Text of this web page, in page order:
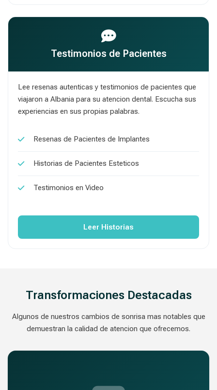
Testimonios de Pacientes
Lee resenas autenticas y testimonios de pacientes que
viajaron a Albania para su atencion dental. Escucha sus
experiencias en sus propias palabras.
Resenas de Pacientes de Implantes
Historias de Pacientes Esteticos
Testimonios en Video
Leer Historias
Transformaciones Destacadas
Algunos de nuestros cambios de sonrisa mas notables que
demuestran la calidad de atencion que ofrecemos.